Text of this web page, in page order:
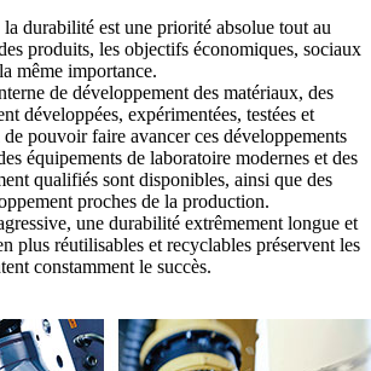
durabilité est une priorité absolue tout au
produits, les objectifs économiques, sociaux
même importance.
de développement des matériaux, des
développées, expérimentées, testées et
pouvoir faire avancer ces développements
équipements de laboratoire modernes et des
qualifiés sont disponibles, ainsi que des
proches de la production.
une durabilité extrêmement longue et
plus réutilisables et recyclables préservent les
constamment le succès.